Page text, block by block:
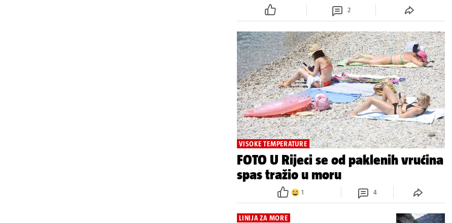
2
VISOKE TEMPERATURE
FOTO U Rijeci se od paklenih vrućina
spas tražio u moru
1 4
LINIJA ZA MORE